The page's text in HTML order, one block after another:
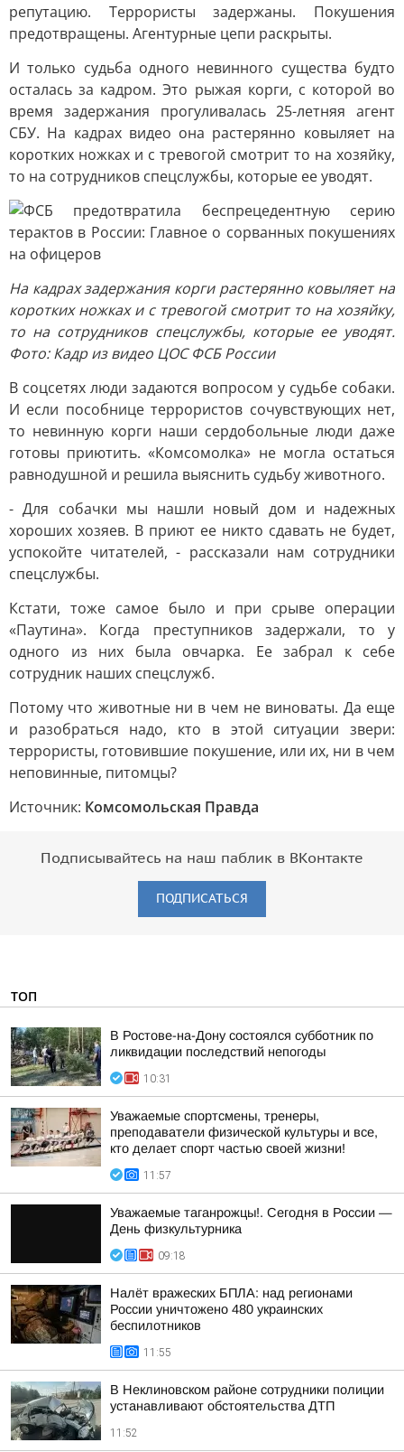
репутацию. Террористы задержаны. Покушения
предотвращены. Агентурные цепи раскрыты.
И только судьба одного невинного существа будто
осталась за кадром. Это рыжая корги, с которой во
время задержания прогуливалась 25-летняя агент
СБУ. На кадрах видео она растерянно ковыляет на
коротких ножках и с тревогой смотрит то на хозяйку,
то на сотрудников спецслужбы, которые ее уводят.
На кадрах задержания корги растерянно ковыляет на
коротких ножках и с тревогой смотрит то на хозяйку,
то на сотрудников спецслужбы, которые ее уводят.
Фото: Кадр из видео ЦОС ФСБ России
В соцсетях люди задаются вопросом у судьбе собаки.
И если пособнице террористов сочувствующих нет,
то невинную корги наши сердобольные люди даже
готовы приютить. «Комсомолка» не могла остаться
равнодушной и решила выяснить судьбу животного.
- Для собачки мы нашли новый дом и надежных
хороших хозяев. В приют ее никто сдавать не будет,
успокойте читателей, - рассказали нам сотрудники
спецслужбы.
Кстати, тоже самое было и при срыве операции
«Паутина». Когда преступников задержали, то у
одного из них была овчарка. Ее забрал к себе
сотрудник наших спецслужб.
Потому что животные ни в чем не виноваты. Да еще
и разобраться надо, кто в этой ситуации звери:
террористы, готовившие покушение, или их, ни в чем
неповинные, питомцы?
Источник: Комсомольская Правда
Подписывайтесь на наш паблик в ВКонтакте
ПОДПИСАТЬСЯ
ТОП
В Ростове-на-Дону состоялся субботник по
ликвидации последствий непогоды
10:31
Уважаемые спортсмены, тренеры,
преподаватели физической культуры и все,
кто делает спорт частью своей жизни!
11:57
Уважаемые таганрожцы!. Сегодня в России —
День физкультурника
09:18
Налёт вражеских БПЛА: над регионами
России уничтожено 480 украинских
беспилотников
11:55
В Неклиновском районе сотрудники полиции
устанавливают обстоятельства ДТП
11:52